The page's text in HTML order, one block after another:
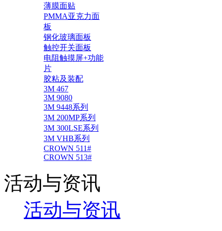
薄膜面贴
PMMA亚克力面
板
钢化玻璃面板
触控开关面板
电阻触摸屏+功能
片
胶粘及装配
3M 467
3M 9080
3M 9448系列
3M 200MP系列
3M 300LSE系列
3M VHB系列
CROWN 511#
CROWN 513#
活动与资讯
活动与资讯